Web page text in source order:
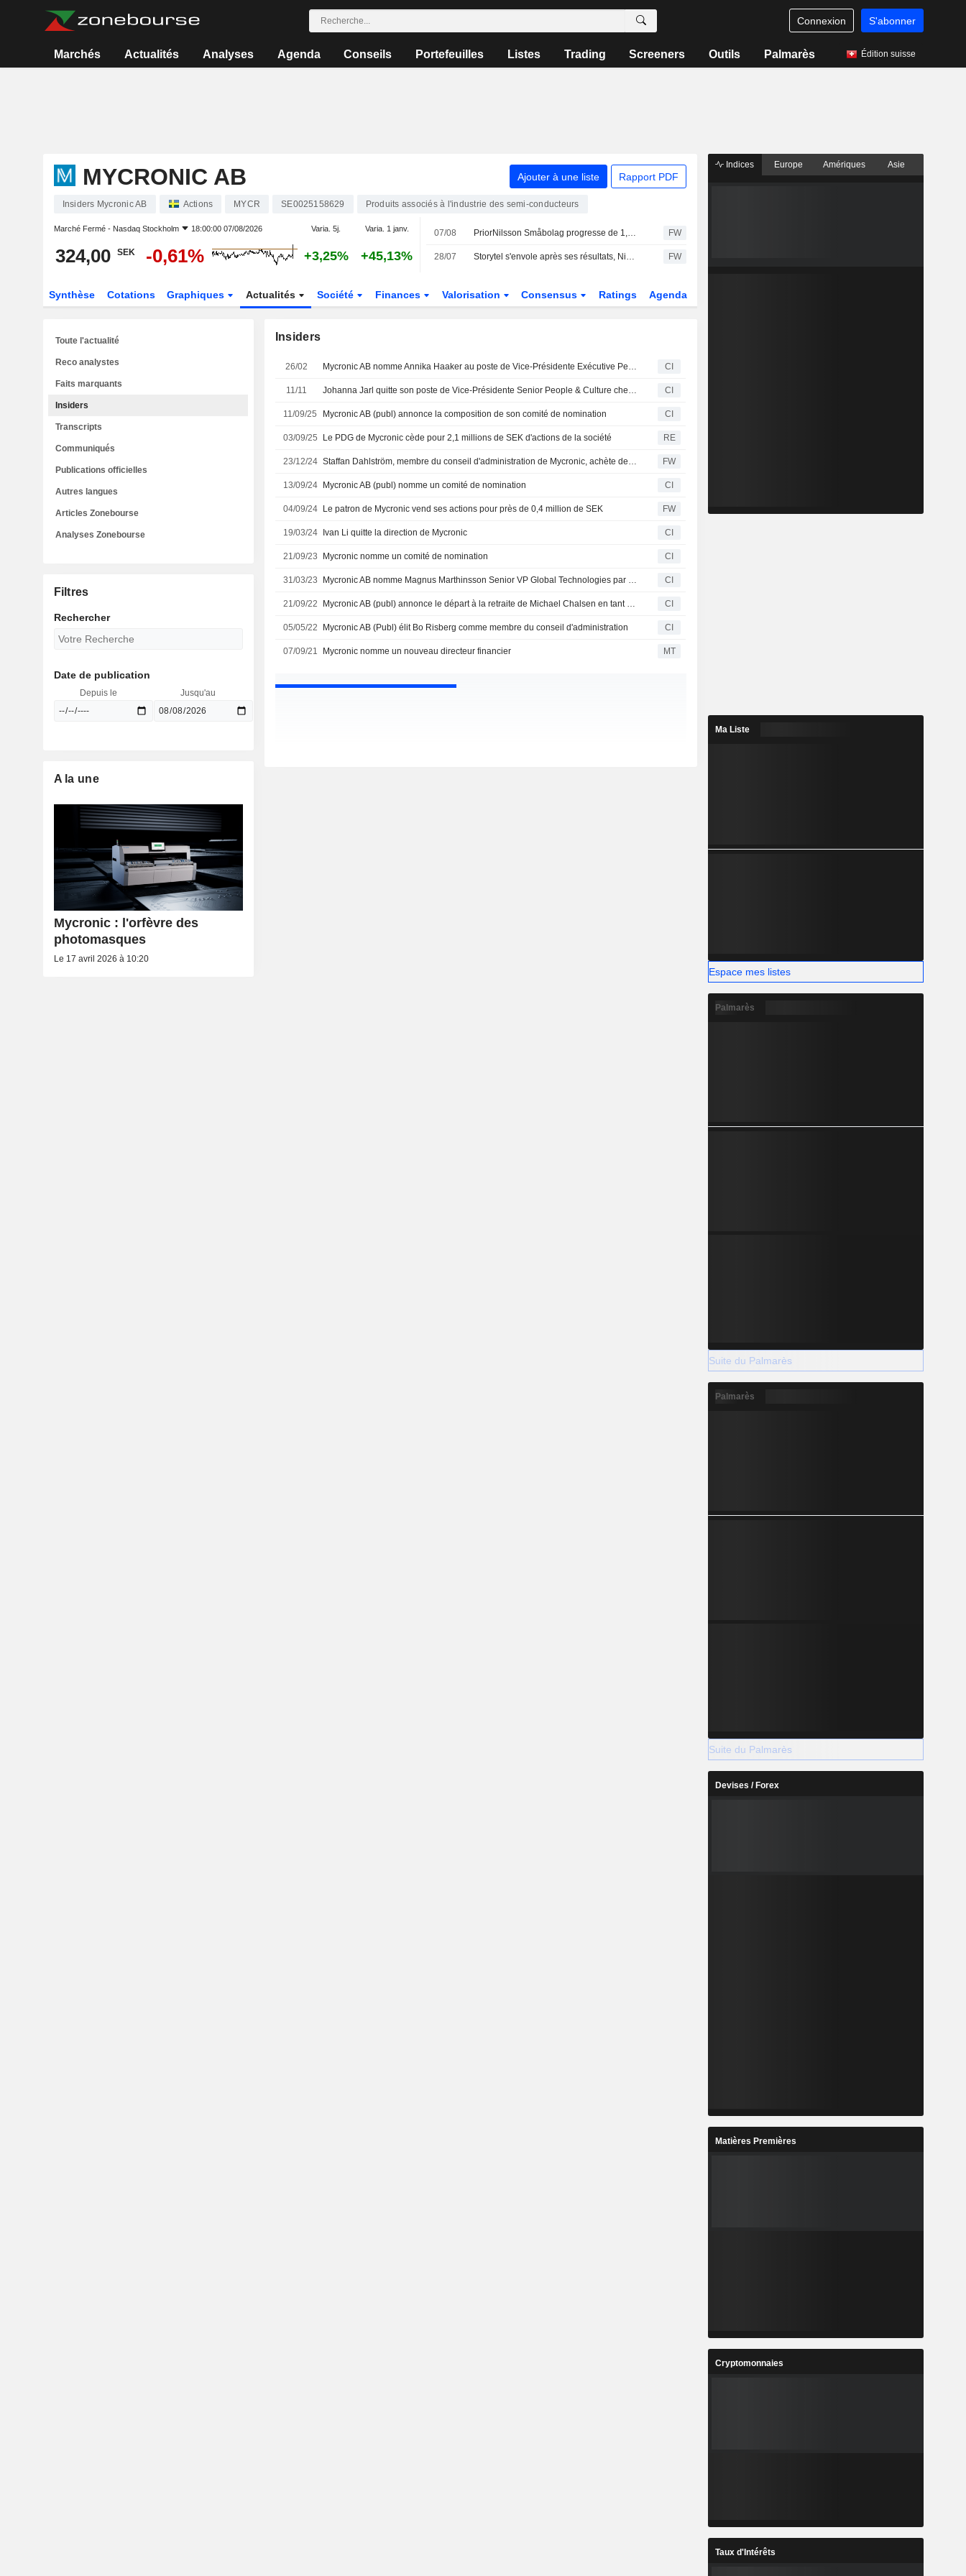
Connexion S'abonner
Marchés Actualités Analyses Agenda Conseils Portefeuilles Listes Trading Screeners Outils Palmarès Édition suisse
MYCRONIC AB Ajouter à une liste Rapport PDF
Insiders Mycronic AB Actions MYCR SE0025158629 Produits associés à l'industrie des semi-conducteurs
Marché Fermé - Nasdaq Stockholm 18:00:00 07/08/2026 Varia. 5j. Varia. 1 janv.
324,00 SEK -0,61% +3,25% +45,13%
07/08 PriorNilsson Småbolag progresse de 1,23 % en juillet - renforcement des positions dans Bure, AQ Group et Altra Fastigheter FW
28/07 Storytel s'envole après ses résultats, Nibe progresse dans le sillage d'un concurrent, l'OMXS30 recule de 0,2 % FW
Synthèse Cotations Graphiques Actualités Société Finances Valorisation Consensus Ratings Agenda
Insiders
26/02 Mycronic AB nomme Annika Haaker au poste de Vice-Présidente Exécutive People & Culture, à compter du 17 août 2026 CI
11/11 Johanna Jarl quitte son poste de Vice-Présidente Senior People & Culture chez Mycronic, à compter du 24 avril 2026 CI
11/09/25 Mycronic AB (publ) annonce la composition de son comité de nomination CI
03/09/25 Le PDG de Mycronic cède pour 2,1 millions de SEK d'actions de la société RE
23/12/24 Staffan Dahlström, membre du conseil d'administration de Mycronic, achète des actions pour 0,8 million de SEK FW
13/09/24 Mycronic AB (publ) nomme un comité de nomination CI
04/09/24 Le patron de Mycronic vend ses actions pour près de 0,4 million de SEK FW
19/03/24 Ivan Li quitte la direction de Mycronic CI
21/09/23 Mycronic nomme un comité de nomination CI
31/03/23 Mycronic AB nomme Magnus Marthinsson Senior VP Global Technologies par intérim, à compter du 1er avril 2023 CI
21/09/22 Mycronic AB (publ) annonce le départ à la retraite de Michael Chalsen en tant que Senior Vice President Global Technologies et membre de la direction du groupe CI
05/05/22 Mycronic AB (Publ) élit Bo Risberg comme membre du conseil d'administration CI
07/09/21 Mycronic nomme un nouveau directeur financier MT
Toute l'actualité
Reco analystes
Faits marquants
Insiders
Transcripts
Communiqués
Publications officielles
Autres langues
Articles Zonebourse
Analyses Zonebourse
Filtres
Rechercher
Date de publication
Depuis le Jusqu'au
A la une
Mycronic : l'orfèvre des
photomasques
Le 17 avril 2026 à 10:20
Indices Europe Amériques Asie
Ma Liste
Espace mes listes
Palmarès
Suite du Palmarès
Palmarès
Suite du Palmarès
Devises / Forex
Matières Premières
Cryptomonnaies
Taux d'Intérêts